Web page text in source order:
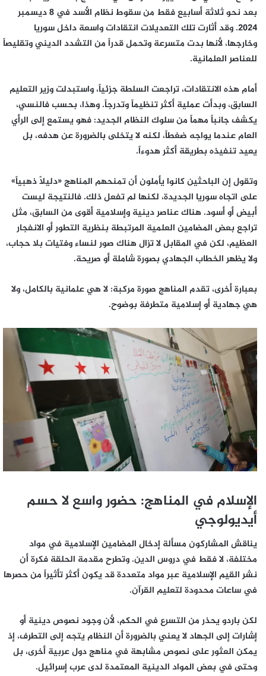
بعد نحو ثلاثة أسابيع فقط من سقوط نظام الأسد في 8 ديسمبر
2024. وقد أثارت تلك التعديلات انتقادات واسعة داخل سوريا
وخارجها، لأنها بدت متسرعة وتحمل قدراً من التشدد الديني وتقليصاً
للعناصر العلمانية.
أمام هذه الانتقادات، تراجعت السلطة جزئياً، واستبدلت وزير التعليم
السابق، وبدأت عملية أكثر تنظيماً وتدرجاً. وهذا، بحسب فالنسي،
يكشف جانباً مهماً من سلوك النظام الجديد: فهو يستمع إلى الرأي
العام عندما يواجه ضغطاً، لكنه لا يتخلى بالضرورة عن هدفه، بل
يعيد تنفيذه بطريقة أكثر هدوءاً.
وتقول إن الباحثين كانوا يأملون أن تمنحهم المناهج «دليلاً ذهبياً»
على اتجاه سوريا الجديدة، لكنها لم تفعل ذلك. فالنتيجة ليست
أبيض أو أسود. هناك عناصر دينية وإسلامية أقوى من السابق، مثل
تراجع بعض المضامين العلمية المرتبطة بنظرية التطور أو الانفجار
العظيم، لكن في المقابل لا تزال هناك صور لنساء وفتيات بلا حجاب،
ولا يظهر الخطاب الجهادي بصورة شاملة أو صريحة.
بعبارة أخرى، تقدم المناهج صورة مركبة: لا هي علمانية بالكامل، ولا
هي جهادية أو إسلامية متطرفة بوضوح.
الإسلام في المناهج: حضور واسع لا حسم
أيديولوجي
يناقش المشاركون مسألة إدخال المضامين الإسلامية في مواد
مختلفة، لا فقط في دروس الدين. وتطرح مقدمة الحلقة فكرة أن
نشر القيم الإسلامية عبر مواد متعددة قد يكون أكثر تأثيراً من حصرها
في ساعات محدودة لتعليم القرآن.
لكن باردو يحذر من التسرع في الحكم، لأن وجود نصوص دينية أو
إشارات إلى الجهاد لا يعني بالضرورة أن النظام يتجه إلى التطرف، إذ
يمكن العثور على نصوص مشابهة في مناهج دول عربية أخرى، بل
وحتى في بعض المواد الدينية المعتمدة لدى عرب إسرائيل.